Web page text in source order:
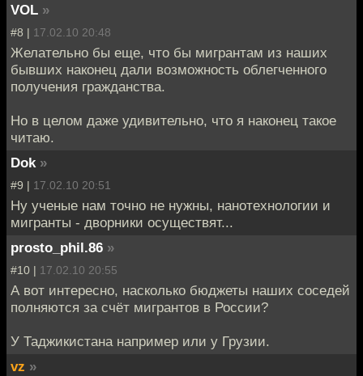
VOL »
#8 | 17.02.10 20:48
Желательно бы еще, что бы мигрантам из наших
бывших наконец дали возможность облегченного
получения гражданства.
Но в целом даже удивительно, что я наконец такое
читаю.
Dok »
#9 | 17.02.10 20:51
Ну ученые нам точно не нужны, нанотехнологии и
мигранты - дворники осуществят...
prosto_phil.86 »
#10 | 17.02.10 20:55
А вот интересно, насколько бюджеты наших соседей
полняются за счёт мигрантов в России?
У Таджикистана например или у Грузии.
vz »